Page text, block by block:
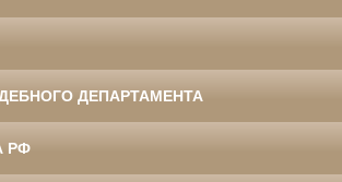
ДЕПАРТАМЕНТА
РФ